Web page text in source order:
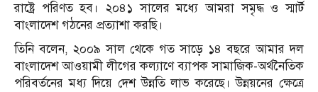
রাষ্ট্রে পরিণত হব। ২০৪১ সালের মধ্যে আমরা সমৃদ্ধ ও স্মার্ট
বাংলাদেশ গঠনের প্রত্যাশা করছি।
তিনি বলেন, ২০০৯ সাল থেকে গত সাড়ে ১৪ বছরে আমার দল
বাংলাদেশ আওয়ামী লীগের কল্যাণে ব্যাপক সামাজিক-অর্থনৈতিক
পরিবর্তনের মধ্য দিয়ে দেশ উন্নতি লাভ করেছে। উন্নয়নের ক্ষেত্রে